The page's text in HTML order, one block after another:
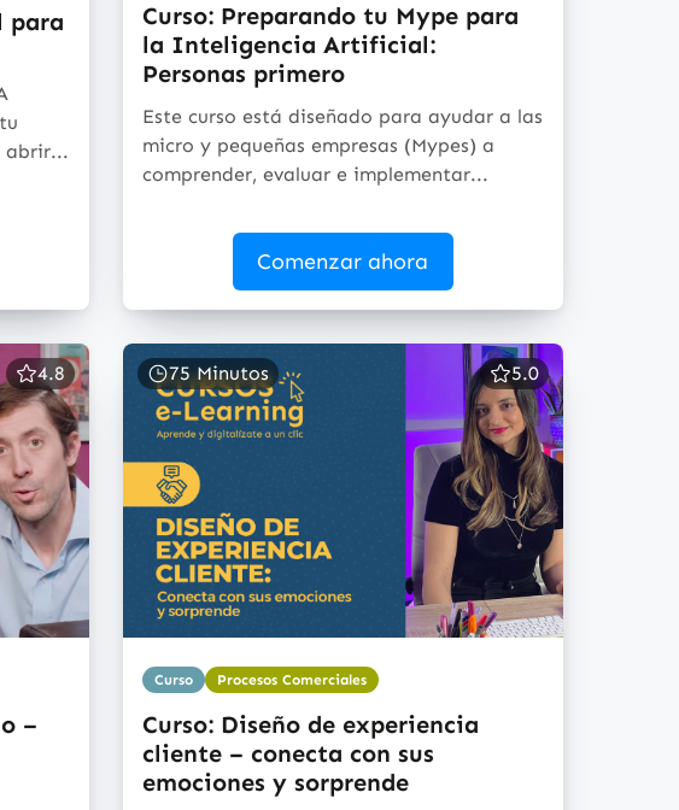
para
abrir...
Curso: Preparando tu Mype para
la Inteligencia Artificial:
Personas primero
Este curso está diseñado para ayudar a las
micro y pequeñas empresas (Mypes) a
comprender, evaluar e implementar...
Comenzar ahora
4.8
–
75 Minutos 5.0
Curso Procesos Comerciales
Curso: Diseño de experiencia
cliente – conecta con sus
emociones y sorprende